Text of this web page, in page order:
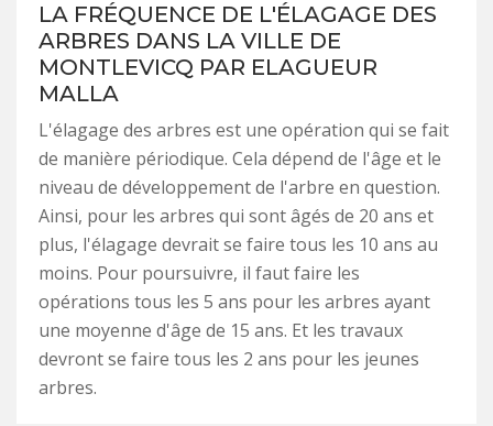
LA FRÉQUENCE DE L'ÉLAGAGE DES
ARBRES DANS LA VILLE DE
MONTLEVICQ PAR ELAGUEUR
MALLA
L'élagage des arbres est une opération qui se fait
de manière périodique. Cela dépend de l'âge et le
niveau de développement de l'arbre en question.
Ainsi, pour les arbres qui sont âgés de 20 ans et
plus, l'élagage devrait se faire tous les 10 ans au
moins. Pour poursuivre, il faut faire les
opérations tous les 5 ans pour les arbres ayant
une moyenne d'âge de 15 ans. Et les travaux
devront se faire tous les 2 ans pour les jeunes
arbres.